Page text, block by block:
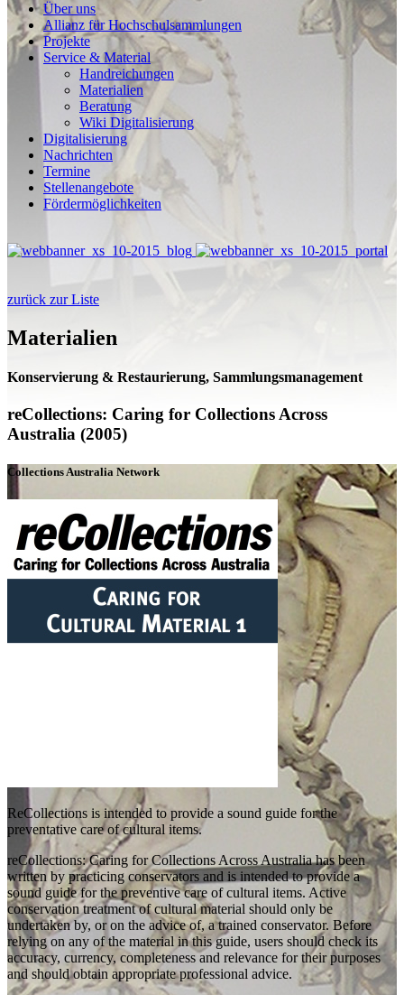
Über uns
Allianz für Hochschulsammlungen
Projekte
Service & Material
Handreichungen
Materialien
Beratung
Wiki Digitalisierung
Digitalisierung
Nachrichten
Termine
Stellenangebote
Fördermöglichkeiten
zurück zur Liste
Materialien
Konservierung & Restaurierung, Sammlungsmanagement
reCollections: Caring for Collections Across
Australia (2005)
Collections Australia Network
ReCollections is intended to provide a sound guide for the
preventative care of cultural items.
reCollections: Caring for Collections Across Australia has been
written by practicing conservators and is intended to provide a
sound guide for the preventive care of cultural items. Active
conservation treatment of cultural material should only be
undertaken by, or on the advice of, a trained conservator. Before
relying on any of the material in this guide, users should check its
accuracy, currency, completeness and relevance for their purposes
and should obtain appropriate professional advice.